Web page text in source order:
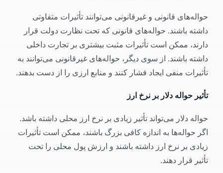
حواله‌های قانونی و غیرقانونی می‌توانند تأثیرات متفاوتی
داشته باشند. حواله‌های قانونی که تحت نظارت دولت قرار
دارند، ممکن است تأثیرات مثبت بیشتری بر تجارت داخلی
داشته باشند. از سوی دیگر، حواله‌های غیرقانونی می‌توانند به
تأثیرات منفی ایجاد فشار کنند و منابع ارزی را از دست بدهند.
تأثیر حواله دلار بر نرخ ارز
حواله دلار می‌تواند تأثیر زیادی بر نرخ ارز محلی داشته باشد.
اگر حواله‌ها به اندازه کافی بزرگ باشند، ممکن است تأثیرات
زیادی بر نرخ ارز داشته باشند و ارزش پول محلی را تحت
تأثیر قرار دهند.